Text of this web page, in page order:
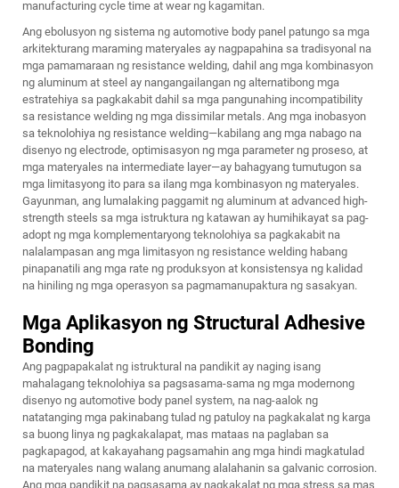
manufacturing cycle time at wear ng kagamitan.
Ang ebolusyon ng sistema ng automotive body panel patungo sa mga
arkitekturang maraming materyales ay nagpapahina sa tradisyonal na
mga pamamaraan ng resistance welding, dahil ang mga kombinasyon
ng aluminum at steel ay nangangailangan ng alternatibong mga
estratehiya sa pagkakabit dahil sa mga pangunahing incompatibility
sa resistance welding ng mga dissimilar metals. Ang mga inobasyon
sa teknolohiya ng resistance welding—kabilang ang mga nabago na
disenyo ng electrode, optimisasyon ng mga parameter ng proseso, at
mga materyales na intermediate layer—ay bahagyang tumutugon sa
mga limitasyong ito para sa ilang mga kombinasyon ng materyales.
Gayunman, ang lumalaking paggamit ng aluminum at advanced high-
strength steels sa mga istruktura ng katawan ay humihikayat sa pag-
adopt ng mga komplementaryong teknolohiya sa pagkakabit na
nalalampasan ang mga limitasyon ng resistance welding habang
pinapanatili ang mga rate ng produksyon at konsistensya ng kalidad
na hiniling ng mga operasyon sa pagmamanupaktura ng sasakyan.
Mga Aplikasyon ng Structural Adhesive
Bonding
Ang pagpapakalat ng istruktural na pandikit ay naging isang
mahalagang teknolohiya sa pagsasama-sama ng mga modernong
disenyo ng automotive body panel system, na nag-aalok ng
natatanging mga pakinabang tulad ng patuloy na pagkakalat ng karga
sa buong linya ng pagkakalapat, mas mataas na paglaban sa
pagkapagod, at kakayahang pagsamahin ang mga hindi magkatulad
na materyales nang walang anumang alalahanin sa galvanic corrosion.
Ang mga pandikit na pagsasama ay nagkakalat ng mga stress sa mas